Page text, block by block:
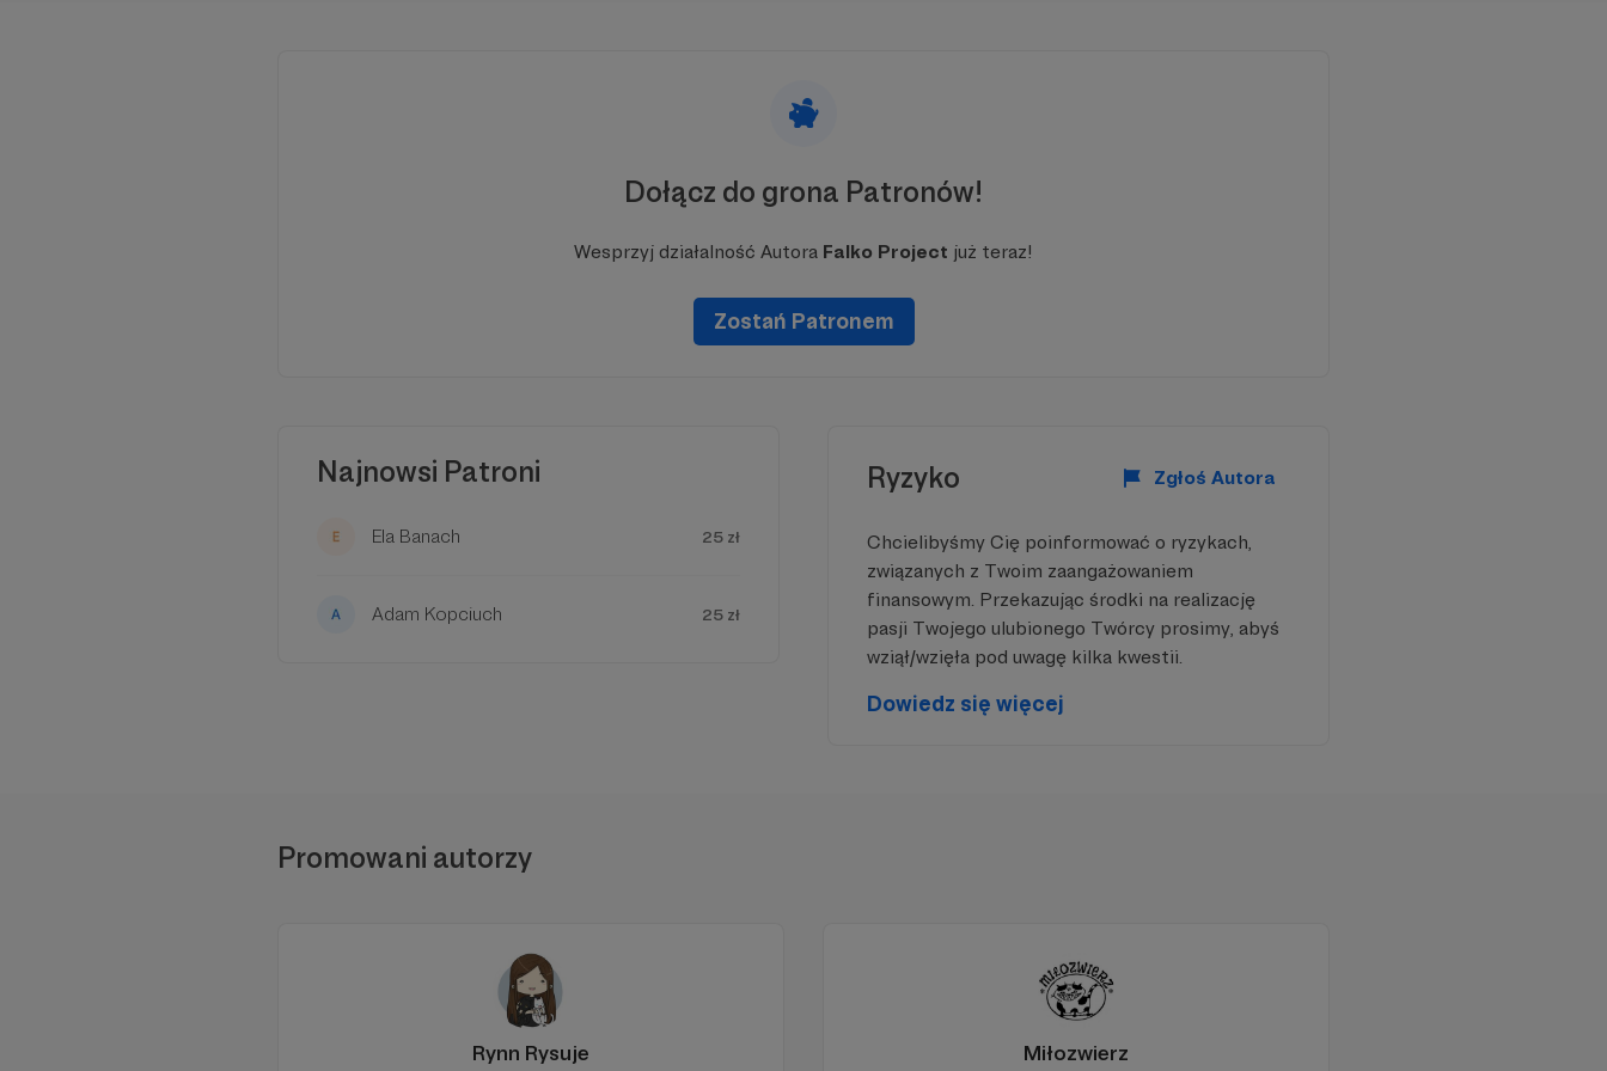
Dołącz do grona Patronów!
Wesprzyj działalność Autora Falko Project już teraz!
Zostań Patronem
Najnowsi Patroni
Ela Banach 25 zł
Adam Kopciuch 25 zł
Ryzyko Zgłoś Autora
Chcielibyśmy Cię poinformować o ryzykach,
związanych z Twoim zaangażowaniem
finansowym. Przekazując środki na realizację
pasji Twojego ulubionego Twórcy prosimy, abyś
wziął/wzięła pod uwagę kilka kwestii.
Dowiedz się więcej
Promowani autorzy
Rynn Rysuje Miłozwierz